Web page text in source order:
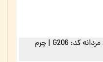
کفش کلاسیک طرح برت چرم طبیعی مردانه کد: G206 | چرم